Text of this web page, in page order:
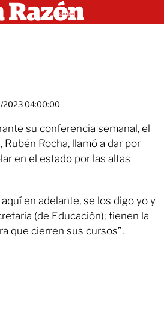
2023 04:00:00
su conferencia semanal, el
Rocha, llamó a dar por
en el estado por las altas
en adelante, se los digo yo y
(de Educación); tienen la
que cierren sus cursos”.